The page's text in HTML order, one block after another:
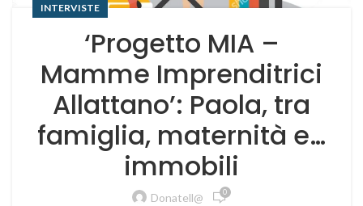
INTERVISTE
‘Progetto MIA –
Mamme Imprenditrici
Allattano’: Paola, tra
famiglia, maternità e…
immobili
Donatell@ 0